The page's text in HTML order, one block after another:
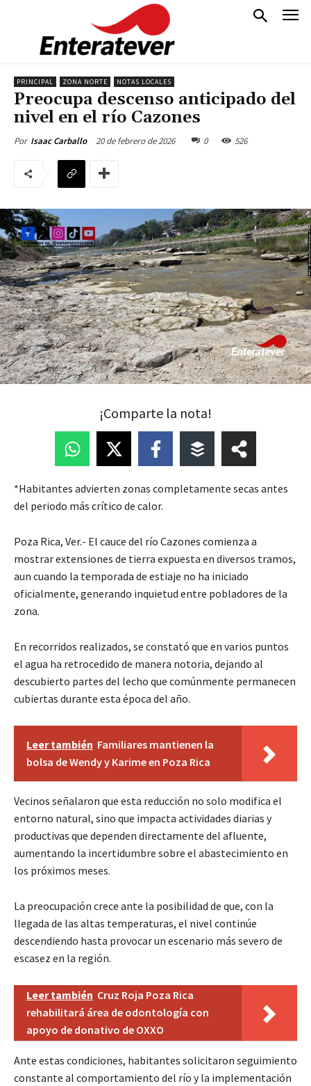
PRINCIPAL ZONA NORTE NOTAS LOCALES
Preocupa descenso anticipado del
nivel en el río Cazones
Por Isaac Carballo 20 de febrero de 2026 0 526
¡Comparte la nota!
*Habitantes advierten zonas completamente secas antes
del periodo más crítico de calor.
Poza Rica, Ver.- El cauce del río Cazones comienza a
mostrar extensiones de tierra expuesta en diversos tramos,
aun cuando la temporada de estiaje no ha iniciado
oficialmente, generando inquietud entre pobladores de la
zona.
En recorridos realizados, se constató que en varios puntos
el agua ha retrocedido de manera notoria, dejando al
descubierto partes del lecho que comúnmente permanecen
cubiertas durante esta época del año.
Leer también Familiares mantienen la
bolsa de Wendy y Karime en Poza Rica
Vecinos señalaron que esta reducción no solo modifica el
entorno natural, sino que impacta actividades diarias y
productivas que dependen directamente del afluente,
aumentando la incertidumbre sobre el abastecimiento en
los próximos meses.
La preocupación crece ante la posibilidad de que, con la
llegada de las altas temperaturas, el nivel continúe
descendiendo hasta provocar un escenario más severo de
escasez en la región.
Leer también Cruz Roja Poza Rica
rehabilitará área de odontología con
apoyo de donativo de OXXO
Ante estas condiciones, habitantes solicitaron seguimiento
constante al comportamiento del río y la implementación